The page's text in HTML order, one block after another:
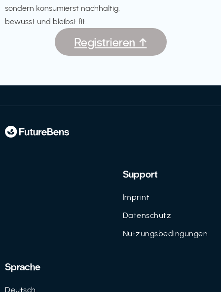
sondern konsumierst nachhaltig,
bewusst und bleibst fit.
Registrieren ↑
Support
Imprint
Datenschutz
Nutzungsbedingungen
Sprache
Deutsch